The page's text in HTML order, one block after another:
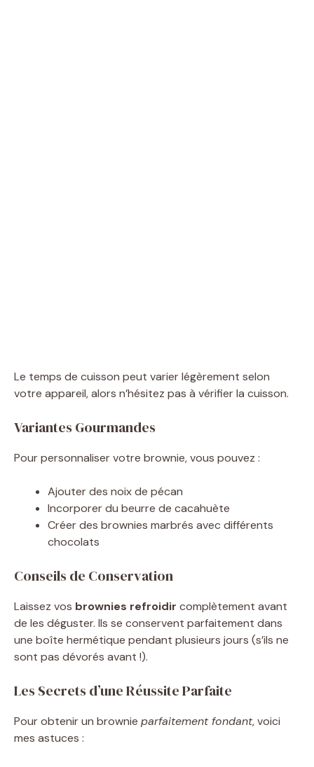
Le temps de cuisson peut varier légèrement selon
votre appareil, alors n’hésitez pas à vérifier la cuisson.
Variantes Gourmandes
Pour personnaliser votre brownie, vous pouvez :
Ajouter des noix de pécan
Incorporer du beurre de cacahuète
Créer des brownies marbrés avec différents
chocolats
Conseils de Conservation
Laissez vos brownies refroidir complètement avant
de les déguster. Ils se conservent parfaitement dans
une boîte hermétique pendant plusieurs jours (s’ils ne
sont pas dévorés avant !).
Les Secrets d’une Réussite Parfaite
Pour obtenir un brownie parfaitement fondant, voici
mes astuces :